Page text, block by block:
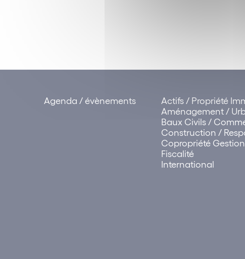
Agenda / évènements
Actifs / Propriété
Aménagement /
Baux Civils /
Construction /
Copropriété
Fiscalité
International